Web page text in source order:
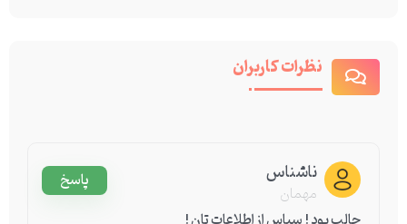
نظرات کاربران
ناشناس
مهمان پاسخ